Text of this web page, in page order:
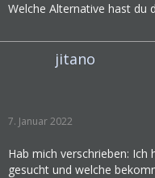
Ich hab im
auch was bekommen,
ich aufgrund späterer
Schnittstelle benötige,
Welche Alternative hast du
jitano
7. Januar 2022
Hab mich verschrieben: Ich
gesucht und welche